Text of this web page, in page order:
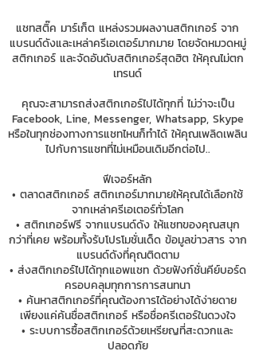
แชทสติ๊ค มาร์เก็ต แหล่งรวมผลงานสติกเกอร์ จาก
แบรนด์ดังและเหล่าครีเอเตอร์มากมาย โดยจัดหมวดหมู่
สติกเกอร์ และจัดอันดับสติกเกอร์สุดฮิต ให้คุณไม่ตก
เทรนด์
คุณจะสามารถส่งสติกเกอร์ไปได้ทุกที่ ไม่ว่าจะเป็น
Facebook, Line, Messenger, Whatsapp, Skype
หรือในทุกช่องทางการแชทไหนก็ทำได้ ให้คุณเพลิดเพลิน
ไปกับการแชทที่ไม่เหมือนเดิมอีกต่อไป..
ฟีเจอร์หลัก
• ตลาดสติกเกอร์ สติกเกอร์มากมายให้คุณได้เลือกใช้
จากเหล่าครีเอเตอร์ทั่วโลก
• สติกเกอร์ฟรี จากแบรนด์ดัง ให้แชทของคุณสนุก
กว่าที่เคย พร้อมทั้งรับโปรโมชั่นเด็ด ข้อมูลข่าวสาร จาก
แบรนด์ดังที่คุณติดตาม
• ส่งสติกเกอร์ไปได้ทุกแอพแชท ด้วยฟังก์ชั่นคีย์บอร์ด
ครอบคลุมทุกการการสนทนา
• ค้นหาสติกเกอร์ที่คุณต้องการได้อย่างได้ง่ายดาย
เพียงแค่ค้นชื่อสติกเกอร์ หรือชื่อครีเตอร์ในดวงใจ
• ระบบการซื้อสติกเกอร์ด้วยเหรียญที่สะดวกและ
ปลอดภัย